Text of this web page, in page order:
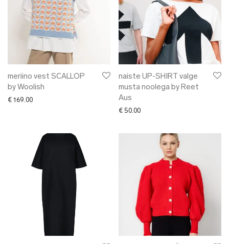
meriino vest SCALLOP
by Woolish
€ 169.00
naiste UP-SHIRT valge
musta noolega by Reet
Aus
€ 50.00